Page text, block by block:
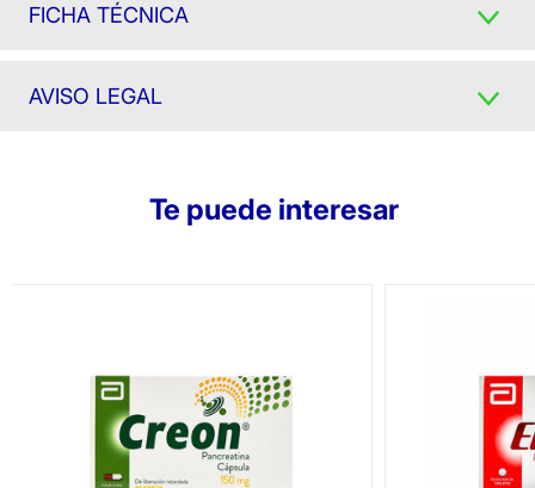
FICHA TÉCNICA
AVISO LEGAL
Te puede interesar